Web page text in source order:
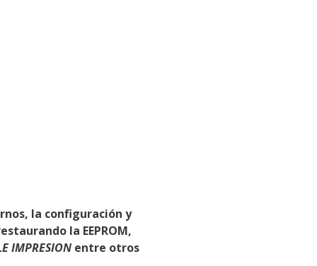
la configuración y
la EEPROM,
IMPRESION entre otros